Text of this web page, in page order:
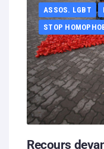
ASSOS. LGBT
STOP
Recours